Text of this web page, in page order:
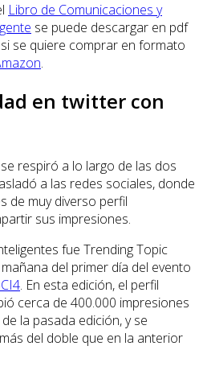
Libro de Comunicaciones y
se puede descargar en pdf
se quiere comprar en formato
.
en twitter con
respiró a lo largo de las dos
a las redes sociales, donde
de muy diverso perfil
sus impresiones.
fue Trending Topic
del primer día del evento
. En esta edición, el perfil
cerca de 400.000 impresiones
la pasada edición, y se
del doble que en la anterior